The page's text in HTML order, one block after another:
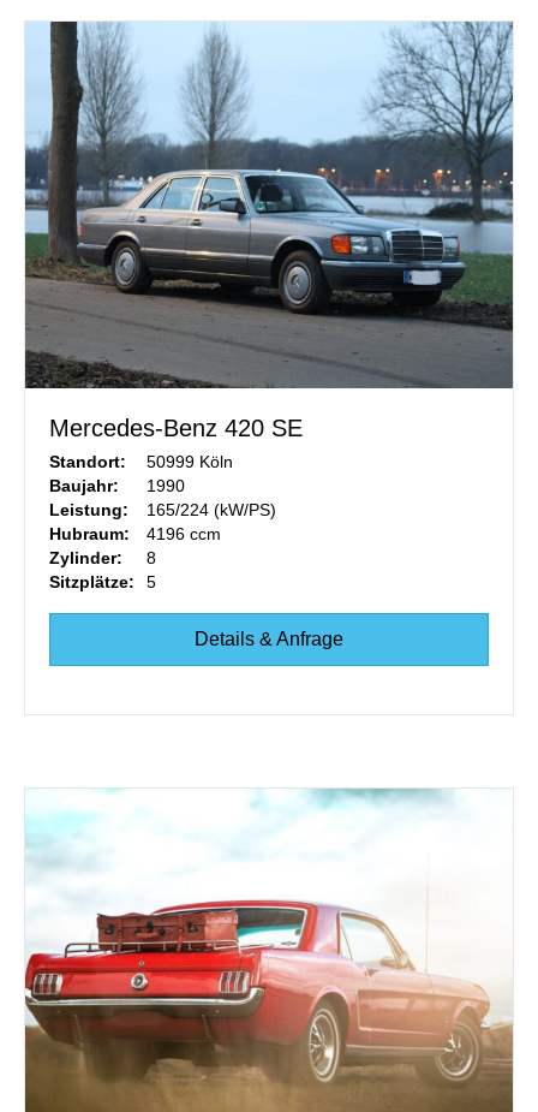
Mercedes-Benz 420 SE
Standort:
50999 Köln
Baujahr:
1990
Leistung:
165/224 (kW/PS)
Hubraum:
4196 ccm
Zylinder:
8
Sitzplätze:
5
Details & Anfrage